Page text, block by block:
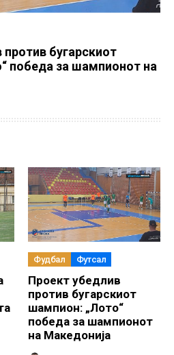
бугарскиот
победа за шампионот на
Фудбал Футсал
Проект убедлив
против бугарскиот
шампион: „Лото“
победа за шампионот
на Македонија